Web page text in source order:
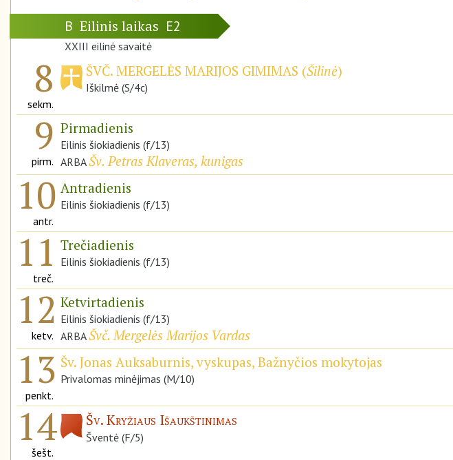
B Eilinis laikas E2
XXIII eilinė savaitė
8
sekm.
ŠVČ. MERGELĖS MARIJOS GIMIMAS (Šilinė)
Iškilmė (S/4c)
9
pirm.
Pirmadienis
Eilinis šiokiadienis (f/13)
ARBAŠv. Petras Klaveras, kunigas
10
antr.
Antradienis
Eilinis šiokiadienis (f/13)
11
treč.
Trečiadienis
Eilinis šiokiadienis (f/13)
12
ketv.
Ketvirtadienis
Eilinis šiokiadienis (f/13)
ARBAŠvč. Mergelės Marijos Vardas
13
penkt.
Šv. Jonas Auksaburnis, vyskupas, Bažnyčios mokytojas
Privalomas minėjimas (M/10)
14
šešt.
Šv. Kryžiaus Išaukštinimas
Šventė (F/5)